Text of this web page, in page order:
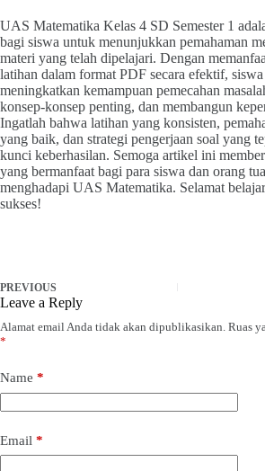
UAS Matematika Kelas 4 SD Semester 1
bagi siswa untuk menunjukkan pemahaman
materi yang telah dipelajari. Dengan
latihan dalam format PDF secara efektif,
meningkatkan kemampuan pemecahan
konsep-konsep penting, dan membangun
Ingatlah bahwa latihan yang konsisten,
yang baik, dan strategi pengerjaan soal yang
kunci keberhasilan. Semoga artikel ini
yang bermanfaat bagi para siswa dan orang
menghadapi UAS Matematika. Selamat
sukses!
PREVIOUS
Leave a Reply
Alamat email Anda tidak akan dipublikasikan. Ruas
*
Name *
Email *